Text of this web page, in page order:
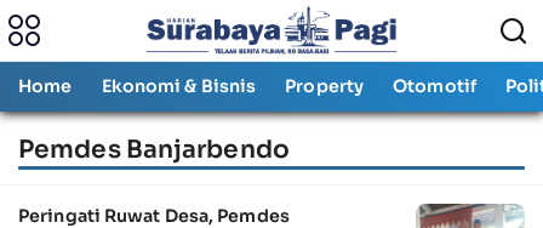
Home Ekonomi & Bisnis Property Otomotif
Pemdes Banjarbendo
Peringati Ruwat Desa, Pemdes